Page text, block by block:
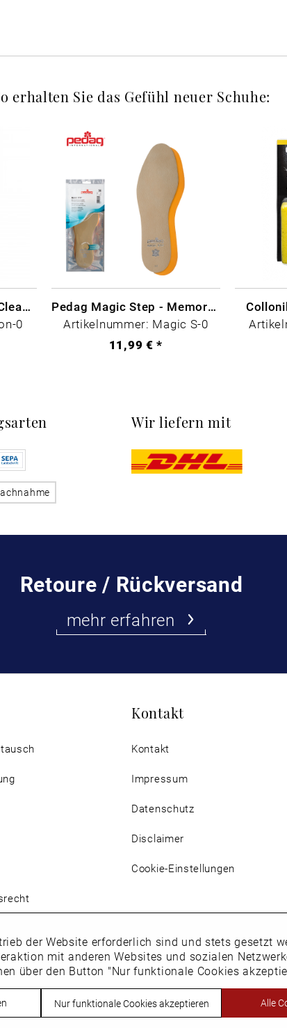
erhalten Sie das Gefühl neuer Schuhe:
CARBON LAB Midsole Cleaner
0
Pedag Magic Step - Memory Schaum
Artikelnummer: Magic S-0
11,99 € *
Retoure / Rückversand
mehr erfahren
Wir liefern mit
Kontakt
Kontakt
Impressum
Datenschutz
Disclaimer
Cookie-Einstellungen
Preise inkl. Mehrwertsteuer des jeweiligen Lieferlandes.
der Website erforderlich sind und stets gesetzt
mit anderen Websites und sozialen
über den Button "Nur funktionale Cookies
Nur funktionale Cookies akzeptieren Alle